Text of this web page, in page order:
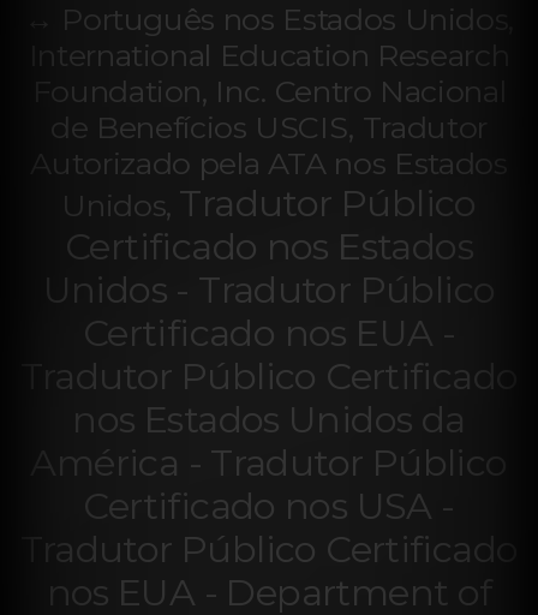
↔ Português nos Estados Unidos,
International Education Research
Foundation, Inc. Centro Nacional
de Benefícios USCIS, Tradutor
Autorizado pela ATA nos Estados
Unidos, Tradutor Público
Certificado nos Estados
Unidos - Tradutor Público
Certificado nos EUA -
Tradutor Público Certificado
nos Estados Unidos da
América - Tradutor Público
Certificado nos USA -
Tradutor Público Certificado
nos EUA - Department of